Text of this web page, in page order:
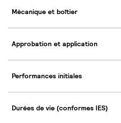
Mécanique et boîtier
Approbation et application
Performances initiales
Durées de vie (conformes IES)